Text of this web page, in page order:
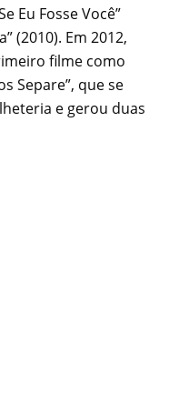
Eu Fosse Você”
(2010). Em 2012,
filme como
Separe”, que se
e gerou duas